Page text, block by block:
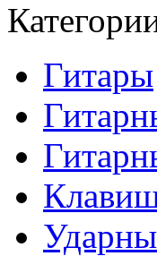
Гитары